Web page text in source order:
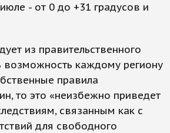
- от 0 до +31 градусов и
из правительственного
возможность каждому региону
правила
то это «неизбежно приведет
связанным как с
для свободного